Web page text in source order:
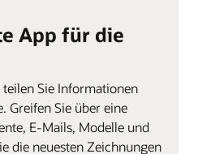
App für die
Sie Informationen
Greifen Sie über eine
E-Mails, Modelle und
die neuesten Zeichnungen